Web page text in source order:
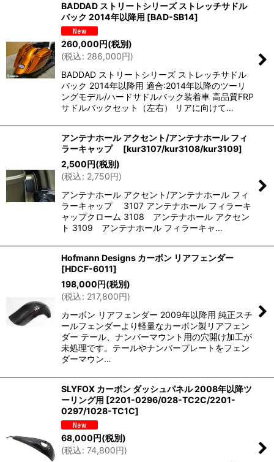
BADDAD ストリートシリーズ ストレッチサドル
バック 2014年以降用 [BAD-SB14]
260,000円(税別)
(税込: 286,000円)
BADDAD ストリートシリーズ ストレッチサドル
バック 2014年以降用 適合:2014年以降のツーリ
ングモデル/ハードサドルバック装着車 高品質FRP
サドルバックセット（左右） リアに向けて…
アンテナホール アクセント/アンテナホール フィ
ラーキャップ
[kur3107/kur3108/kur3109]
2,500円(税別)
(税込: 2,750円)
アンテナホール アクセント/アンテナホール フィ
ラーキャップ 3107 アンテナホール フィラーキ
ャップクローム 3108 アンテナホール アクセン
ト 3109 アンテナホール フィラーキャ…
Hofmann Designs カーボン リアフェンダー
[HDCF-6011]
198,000円(税別)
(税込: 217,800円)
カーボン リアフェンダー 2009年以降用 純正スチ
ールフェンダーより軽量なカーボン製リアフェン
ダー テール、ナンバーマウント用の穴開け加工が
未処理です。テールやナンバープレートをフェン
ダーマウン…
SLYFOX カーボン ダッシュパネル 2008年以降ツ
ーリング用 [2201-0296/028-TC2C/2201-
0297/1028-TC1C]
68,000円(税別)
(税込: 74,800円)